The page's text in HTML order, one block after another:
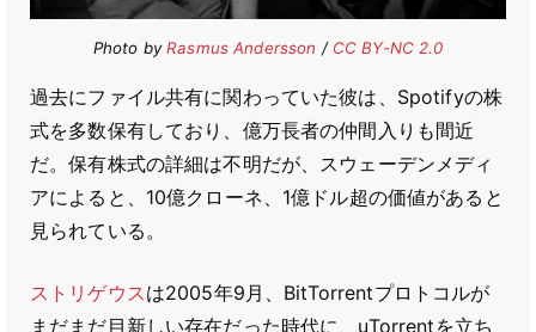
Photo byRasmus Andersson / CC BY-NC 2.0
過去にファイル共有に関わっていた彼は、Spotifyの株
式を多数保有しており、億万長者の仲間入りも間近
だ。保有株式の詳細は不明だが、スウェーデンメディ
アによると、10億クローネ、1億ドル超の価値があると
見られている。
ストリゲウスは2005年9月、BitTorrentプロトコルが
まだまだ目新しい存在だった時代に、uTorrentを立ち